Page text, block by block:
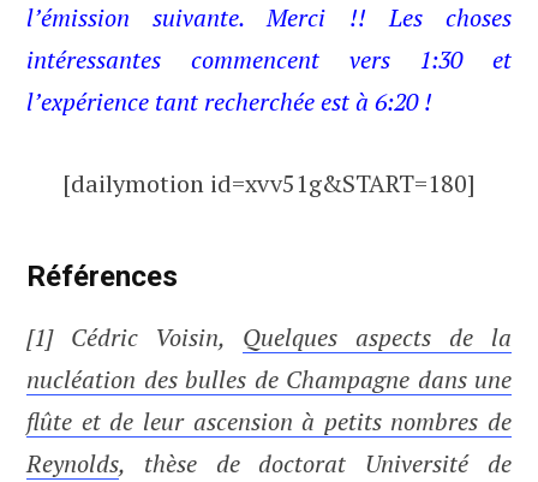
l’émission suivante. Merci !! Les choses
intéressantes commencent vers 1:30 et
l’expérience tant recherchée est à 6:20 !
[dailymotion id=xvv51g&START=180]
Références
[1] Cédric Voisin, Quelques aspects de la
nucléation des bulles de Champagne dans une
flûte et de leur ascension à petits nombres de
Reynolds, thèse de doctorat Université de